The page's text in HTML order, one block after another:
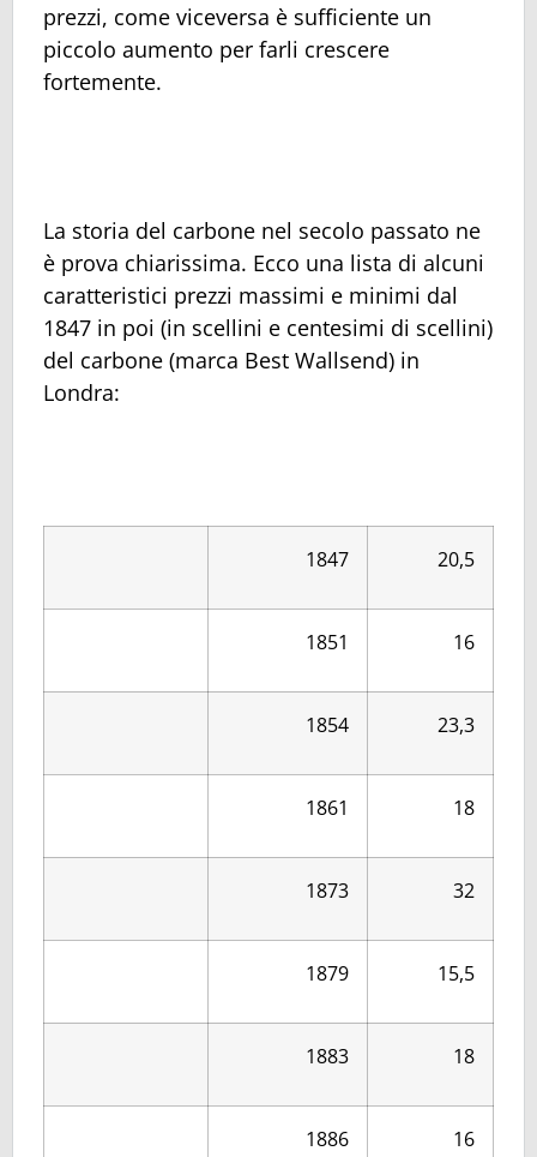
prezzi, come viceversa è sufficiente un
piccolo aumento per farli crescere
fortemente.
La storia del carbone nel secolo passato ne
è prova chiarissima. Ecco una lista di alcuni
caratteristici prezzi massimi e minimi dal
1847 in poi (in scellini e centesimi di scellini)
del carbone (marca Best Wallsend) in
Londra:
1847 20,5
1851 16
1854 23,3
1861 18
1873 32
1879 15,5
1883 18
1886 16